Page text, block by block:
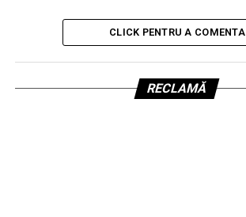
CLICK PENTRU A COMENTA
RECLAMĂ